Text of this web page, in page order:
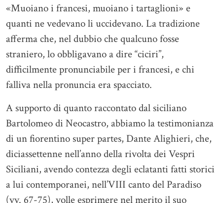
«Muoiano i francesi, muoiano i tartaglioni» e
quanti ne vedevano li uccidevano. La tradizione
afferma che, nel dubbio che qualcuno fosse
straniero, lo obbligavano a dire “ciciri”,
difficilmente pronunciabile per i francesi, e chi
falliva nella pronuncia era spacciato.
A supporto di quanto raccontato dal siciliano
Bartolomeo di Neocastro, abbiamo la testimonianza
di un fiorentino super partes, Dante Alighieri, che,
diciassettenne nell’anno della rivolta dei Vespri
Siciliani, avendo contezza degli eclatanti fatti storici
a lui contemporanei, nell’VIII canto del Paradiso
(vv. 67-75), volle esprimere nel merito il suo